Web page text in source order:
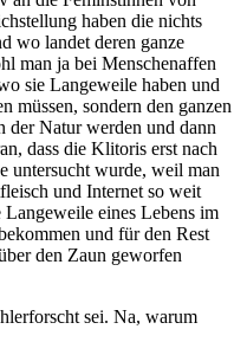
haben die nichts
wo landet deren ganze
man ja bei Menschenaffen
sie Langeweile haben und
müssen, sondern den ganzen
der Natur werden und dann
dass die Klitoris erst nach
untersucht wurde, weil man
und Internet so weit
Langeweile eines Lebens im
und für den Rest
den Zaun geworfen
sei. Na, warum